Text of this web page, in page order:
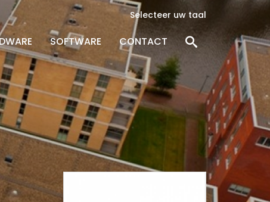
Selecteer uw taal
SOFTWARE CONTACT